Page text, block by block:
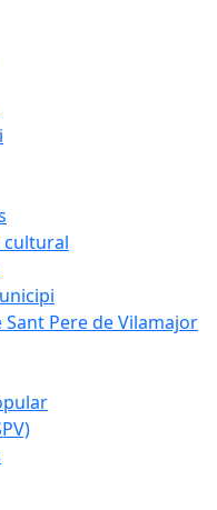
cultural
Pere de Vilamajor